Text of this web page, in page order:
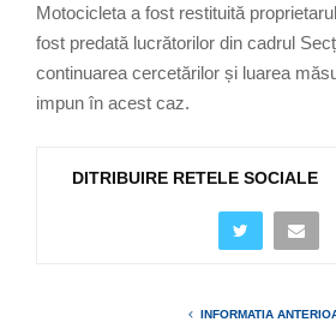
Motocicleta a fost restituită
fost predată lucrătorilor din cadrul
continuarea cercetărilor și luarea
impun în acest caz.
DITRIBUIRE RETELE SOCIALE
INFORMATIA